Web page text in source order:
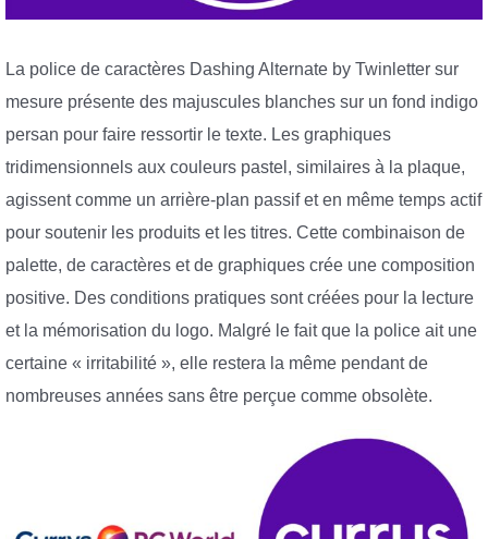
La police de caractères Dashing Alternate by Twinletter sur
mesure présente des majuscules blanches sur un fond indigo
persan pour faire ressortir le texte. Les graphiques
tridimensionnels aux couleurs pastel, similaires à la plaque,
agissent comme un arrière-plan passif et en même temps actif
pour soutenir les produits et les titres. Cette combinaison de
palette, de caractères et de graphiques crée une composition
positive. Des conditions pratiques sont créées pour la lecture
et la mémorisation du logo. Malgré le fait que la police ait une
certaine « irritabilité », elle restera la même pendant de
nombreuses années sans être perçue comme obsolète.